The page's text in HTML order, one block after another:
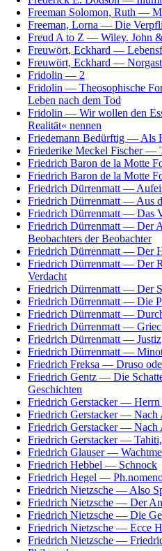
Freeman Solomon, Ruth —
Freeman, Lorna — Die
Freud A to Z — Wiley. John
Freuwört, Eckhard —
Freuwört, Eckhard — Norgast
Fridolin — 2
Fridolin — Theosophische
Leben nach dem Tod
Fridolin — Wir wollen den
Realität« nennen
Friedemann Bedürftig — Als
Friederike Meckel Fischer —
Friedrich Baron de la Motte
Friedrich Baron de la Motte
Friedrich Dürrenmatt —
Friedrich Dürrenmatt — Aus
Friedrich Dürrenmatt — Das
Friedrich Dürrenmatt — Der
Beobachters der Beobachter
Friedrich Dürrenmatt — Der
Friedrich Dürrenmatt — Der
Verdacht
Friedrich Dürrenmatt — Der
Friedrich Dürrenmatt — Die
Friedrich Dürrenmatt —
Friedrich Dürrenmatt —
Friedrich Dürrenmatt — Justiz
Friedrich Dürrenmatt —
Friedrich Freksa — Druso
Friedrich Gentz — Die
Geschichten
Friedrich Gerstacker — Herrn
Friedrich Gerstacker — Nach
Friedrich Gerstacker — Nach
Friedrich Gerstacker —
Friedrich Glauser —
Friedrich Hebbel — Schnock
Friedrich Hegel —
Friedrich Nietzsche — Also
Friedrich Nietzsche — Der
Friedrich Nietzsche — Die
Friedrich Nietzsche — Ecce
Friedrich Nietzsche —